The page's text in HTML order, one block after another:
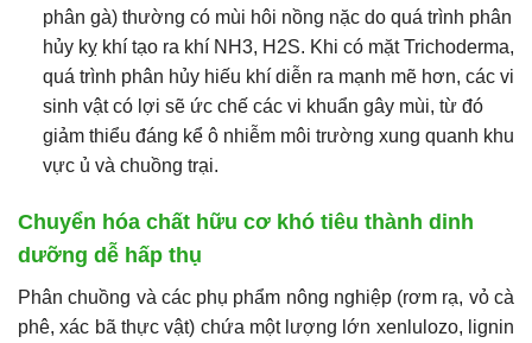
phân gà) thường có mùi hôi nồng nặc do quá trình phân
hủy kỵ khí tạo ra khí NH3, H2S. Khi có mặt Trichoderma,
quá trình phân hủy hiếu khí diễn ra mạnh mẽ hơn, các vi
sinh vật có lợi sẽ ức chế các vi khuẩn gây mùi, từ đó
giảm thiểu đáng kể ô nhiễm môi trường xung quanh khu
vực ủ và chuồng trại.
Chuyển hóa chất hữu cơ khó tiêu thành dinh
dưỡng dễ hấp thụ
Phân chuồng và các phụ phẩm nông nghiệp (rơm rạ, vỏ cà
phê, xác bã thực vật) chứa một lượng lớn xenlulozo, lignin